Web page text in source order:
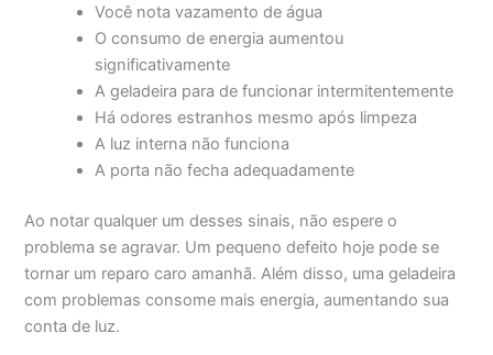
Você nota vazamento de água
O consumo de energia aumentou
significativamente
A geladeira para de funcionar intermitentemente
Há odores estranhos mesmo após limpeza
A luz interna não funciona
A porta não fecha adequadamente
Ao notar qualquer um desses sinais, não espere o
problema se agravar. Um pequeno defeito hoje pode se
tornar um reparo caro amanhã. Além disso, uma geladeira
com problemas consome mais energia, aumentando sua
conta de luz.